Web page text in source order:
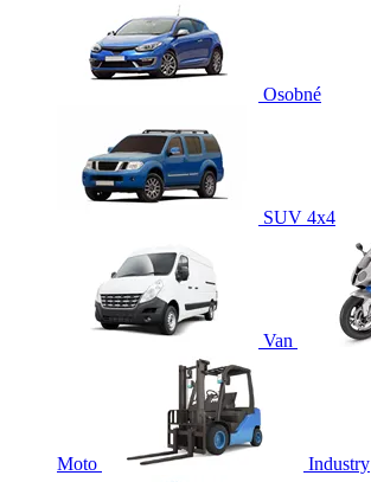
Osobné
SUV 4x4
Van
Moto Industry